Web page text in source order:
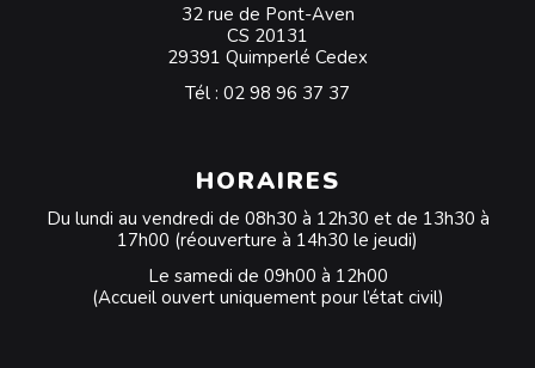
32 rue de Pont-Aven
CS 20131
29391 Quimperlé Cedex
Tél : 02 98 96 37 37
HORAIRES
Du lundi au vendredi de 08h30 à 12h30 et de 13h30 à
17h00 (réouverture à 14h30 le jeudi)
Le samedi de 09h00 à 12h00
(Accueil ouvert uniquement pour l’état civil)